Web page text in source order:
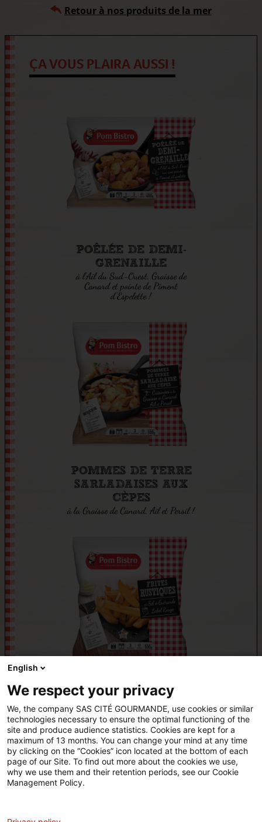
Retour à nos produits de la mer
ÇA VOUS PLAIRA AUSSI !
POÊLÉE DE DEMI-
GRENAILLE
à l'Ail du Sud-Ouest, Graisse de
Canard et pointe de Piment
d’Espelette !
POMMES DE TERRE
SARLADAISES AUX
CÈPES
à la Graisse de Canard, Ail et Persil !
FRITES RUSTIQUES
au Sel de Guérande Label Rouge !
pombistro pom_bistro
English
We respect your privacy
We, the company SAS CITÉ GOURMANDE, use cookies or similar
technologies necessary to ensure the optimal functioning of the
site and produce audience statistics. Cookies are kept for a
maximum of 13 months. You can change your mind at any time
by clicking on the “Cookies” icon located at the bottom of each
page of our Site. To find out more about the cookies we use,
why we use them and their retention periods, see our Cookie
Management Policy.